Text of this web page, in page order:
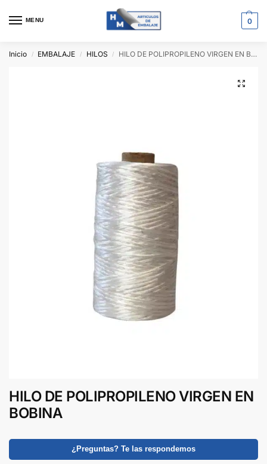
MENU 0
Inicio / EMBALAJE / HILOS / HILO DE POLIPROPILENO VIRGEN EN BOBINA
HILO DE POLIPROPILENO VIRGEN EN
BOBINA
¿Preguntas? Te las respondemos